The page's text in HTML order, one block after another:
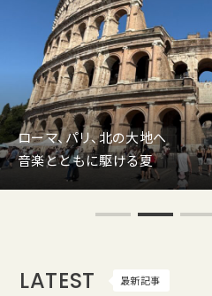
ローマ、パリ、北の大地へ
音楽とともに駆ける夏
LATEST 最新記事